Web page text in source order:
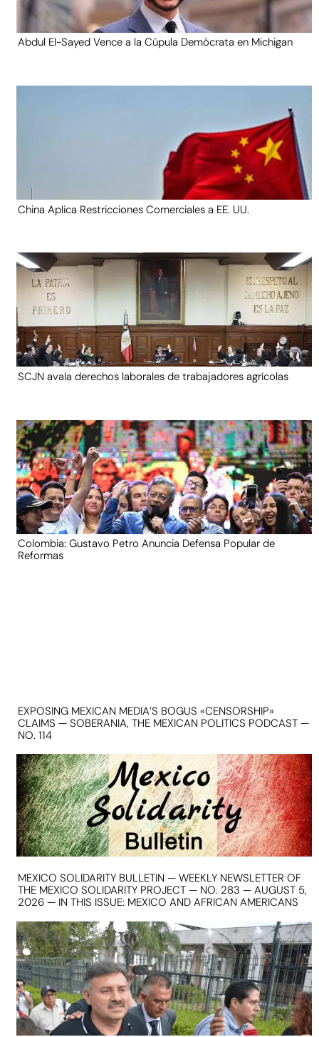
Abdul El-Sayed Vence a la Cúpula Demócrata en Michigan
China Aplica Restricciones Comerciales a EE. UU.
SCJN avala derechos laborales de trabajadores agrícolas
Colombia: Gustavo Petro Anuncia Defensa Popular de
Reformas
EXPOSING MEXICAN MEDIA’S BOGUS «CENSORSHIP»
CLAIMS — SOBERANIA, THE MEXICAN POLITICS PODCAST —
NO. 114
MEXICO SOLIDARITY BULLETIN — WEEKLY NEWSLETTER OF
THE MEXICO SOLIDARITY PROJECT — NO. 283 — AUGUST 5,
2026 — IN THIS ISSUE: MEXICO AND AFRICAN AMERICANS